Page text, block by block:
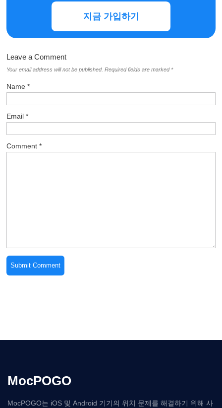
지금 가입하기
Leave a Comment
Your email address will not be published. Required fields are marked*
Name*
Email*
Comment*
MocPOGO
MocPOGO는 iOS 및 Android 기기의 위치 문제를 해결하기 위해 사